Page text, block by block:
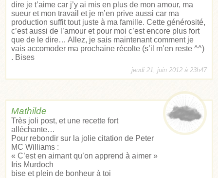
dire je t’aime car j’y ai mis en plus de mon amour, ma
sueur et mon travail et je m’en prive aussi car ma
production suffit tout juste à ma famille. Cette générosité,
c’est aussi de l’amour et pour moi c’est encore plus fort
que de le dire… Allez, je sais maintenant comment je
vais accomoder ma prochaine récolte (s’il m’en reste ^^)
. Bises
jeudi 21, juin 2012 à 23h47
Mathilde
Très joli post, et une recette fort
alléchante…
Pour rebondir sur la jolie citation de Peter
MC Williams :
« C’est en aimant qu’on apprend à aimer »
Iris Murdoch
bise et plein de bonheur à toi